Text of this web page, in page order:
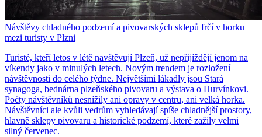
Návštěvy chladného podzemí a pivovarských sklepů frčí v horku
mezi turisty v Plzni
Turisté, kteří letos v létě navštěvují Plzeň, už nepřijíždějí jenom na
víkendy jako v minulých letech. Novým trendem je rozložení
návštěvnosti do celého týdne. Největšími lákadly jsou Stará
synagoga, bednárna plzeňského pivovaru a výstava o Hurvínkovi.
Počty návštěvníků nesnížily ani opravy v centru, ani velká horka.
Návštěvníci ale kvůli vedrům vyhledávají spíše chladnější prostory,
hlavně sklepy pivovaru a historické podzemí, které zažily velmi
silný červenec.